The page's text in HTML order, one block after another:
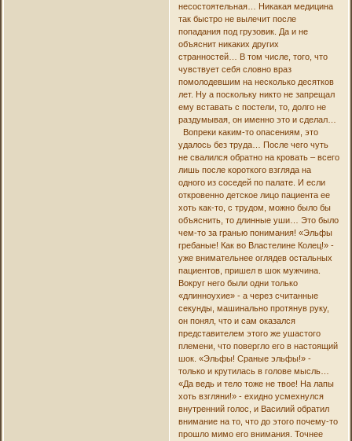
несостоятельная… Никакая медицина
так быстро не вылечит после
попадания под грузовик. Да и не
объяснит никаких других
странностей… В том числе, того, что
чувствует себя словно враз
помолодевшим на несколько десятков
лет. Ну а поскольку никто не запрещал
ему вставать с постели, то, долго не
раздумывая, он именно это и сделал…
Вопреки каким-то опасениям, это
удалось без труда… После чего чуть
не свалился обратно на кровать – всего
лишь после короткого взгляда на
одного из соседей по палате. И если
откровенно детское лицо пациента ее
хоть как-то, с трудом, можно было бы
объяснить, то длинные уши… Это было
чем-то за гранью понимания! «Эльфы
гребаные! Как во Властелине Колец!» -
уже внимательнее оглядев остальных
пациентов, пришел в шок мужчина.
Вокруг него были одни только
«длинноухие» - а через считанные
секунды, машинально протянув руку,
он понял, что и сам оказался
представителем этого же ушастого
племени, что повергло его в настоящий
шок. «Эльфы! Сраные эльфы!» -
только и крутилась в голове мысль…
«Да ведь и тело тоже не твое! На лапы
хоть взгляни!» - ехидно усмехнулся
внутренний голос, и Василий обратил
внимание на то, что до этого почему-то
прошло мимо его внимания. Точнее